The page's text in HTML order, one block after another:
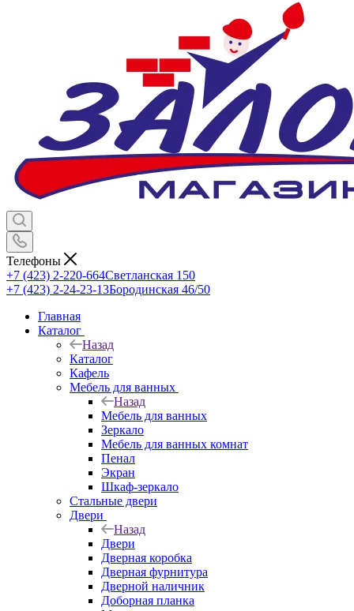
Телефоны
+7 (423) 2-220-664Светланская 150
+7 (423) 2-24-23-13Бородинская 46/50
Главная
Каталог
Назад
Каталог
Кафель
Мебель для ванных
Назад
Мебель для ванных
Зеркало
Мебель для ванных комнат
Пенал
Экран
Шкаф-зеркало
Стальные двери
Двери
Назад
Двери
Дверная коробка
Дверная фурнитура
Дверной наличник
Доборная планка